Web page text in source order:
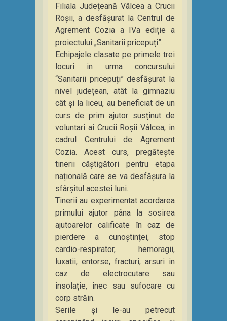
Filiala Județeană Vâlcea a Crucii
Roșii, a desfășurat la Centrul de
Agrement Cozia a IVa ediție a
proiectului „Sanitarii pricepuți”.
Echipajele clasate pe primele trei
locuri in urma concursului
“Sanitarii pricepuți” desfășurat la
nivel județean, atât la gimnaziu
cât și la liceu, au beneficiat de un
curs de prim ajutor susținut de
voluntari ai Crucii Roșii Vâlcea, in
cadrul Centrului de Agrement
Cozia. Acest curs, pregătește
tinerii câștigători pentru etapa
națională care se va desfășura la
sfârșitul acestei luni.
Tinerii au experimentat acordarea
primului ajutor pâna la sosirea
ajutoarelor calificate în caz de
pierdere a cunoștinței, stop
cardio-respirator, hemoragii,
luxatii, entorse, fracturi, arsuri in
caz de electrocutare sau
insolație, înec sau sufocare cu
corp străin.
Serile și le-au petrecut